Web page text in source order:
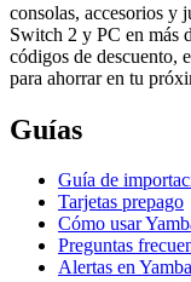
consolas, accesorios y
Switch 2 y PC en más
códigos de descuento,
para ahorrar en tu
Guías
Guía de
Tarjetas prepago
Cómo usar
Preguntas
Alertas en